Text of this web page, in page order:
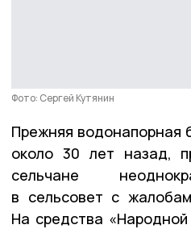
Фото: Сергей Кутянин
Прежняя водонапорная
около 30 лет назад,
сельчане
в сельсовет с
На средства